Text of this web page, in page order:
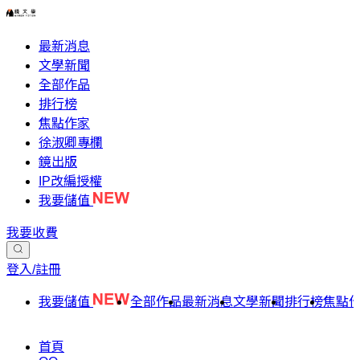
最新消息
文學新聞
全部作品
排行榜
焦點作家
徐淑卿專欄
鏡出版
IP改編授權
我要儲值
我要收費
登入/註冊
我要儲值 全部作品最新消息文學新聞排行榜焦點
首頁